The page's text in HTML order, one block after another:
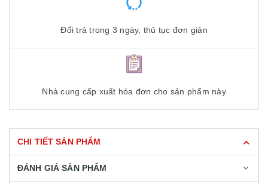
Đổi trả trong 3 ngày, thủ tục đơn giản
Nhà cung cấp xuất hóa đơn cho sản phẩm này
CHI TIẾT SẢN PHẨM
ĐÁNH GIÁ SẢN PHẨM